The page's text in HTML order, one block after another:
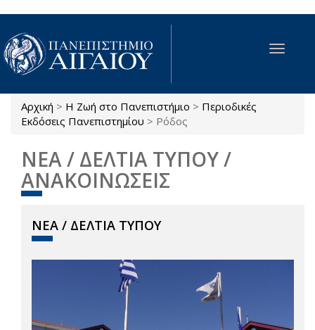
Παράκαμψη προς το κυρίως περιεχόμενο
Toggle
Είστε εδώ
Αρχική > Η Ζωή στο Πανεπιστήμιο > Περιοδικές
Εκδόσεις Πανεπιστημίου > Ρόδος
ΝΕΑ / ΔΕΛΤΙΑ ΤΥΠΟΥ /
ΑΝΑΚΟΙΝΩΣΕΙΣ
ΝΕΑ / ΔΕΛΤΙΑ ΤΥΠΟΥ